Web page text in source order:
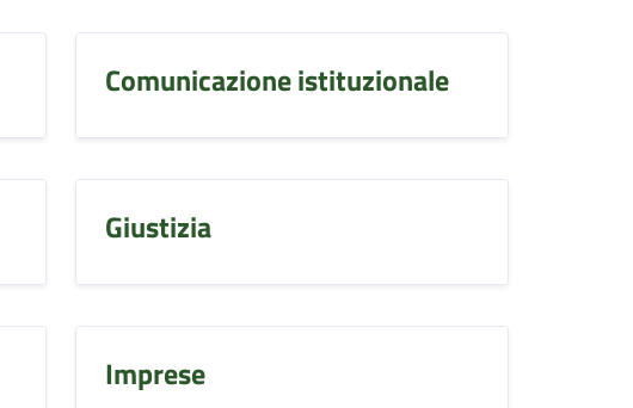
Comunicazione istituzionale
Giustizia
Imprese